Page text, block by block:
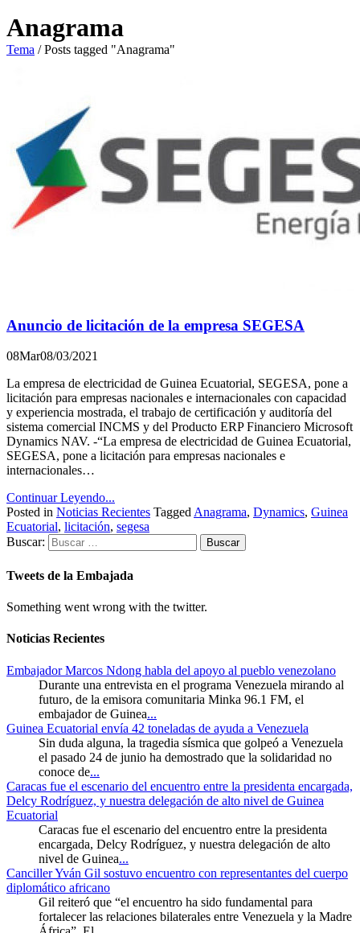
Anagrama
Tema /Posts tagged "Anagrama"
Anuncio de licitación de la empresa SEGESA
08Mar08/03/2021
La empresa de electricidad de Guinea Ecuatorial, SEGESA, pone a
licitación para empresas nacionales e internacionales con capacidad
y experiencia mostrada, el trabajo de certificación y auditoría del
sistema comercial INCMS y del Producto ERP Financiero Microsoft
Dynamics NAV. -“La empresa de electricidad de Guinea Ecuatorial,
SEGESA, pone a licitación para empresas nacionales e
internacionales…
Continuar Leyendo...
Posted in Noticias Recientes TaggedAnagrama, Dynamics, Guinea
Ecuatorial, licitación, segesa
Buscar:
Tweets de la Embajada
Something went wrong with the twitter.
Noticias Recientes
Embajador Marcos Ndong habla del apoyo al pueblo venezolano
Durante una entrevista en el programa Venezuela mirando al
futuro, de la emisora comunitaria Minka 96.1 FM, el
embajador de Guinea...
Guinea Ecuatorial envía 42 toneladas de ayuda a Venezuela
Sin duda alguna, la tragedia sísmica que golpeó a Venezuela
el pasado 24 de junio ha demostrado que la solidaridad no
conoce de...
Caracas fue el escenario del encuentro entre la presidenta encargada,
Delcy Rodríguez, y nuestra delegación de alto nivel de Guinea
Ecuatorial
Caracas fue el escenario del encuentro entre la presidenta
encargada, Delcy Rodríguez, y nuestra delegación de alto
nivel de Guinea...
Canciller Yván Gil sostuvo encuentro con representantes del cuerpo
diplomático africano
Gil reiteró que “el encuentro ha sido fundamental para
fortalecer las relaciones bilaterales entre Venezuela y la Madre